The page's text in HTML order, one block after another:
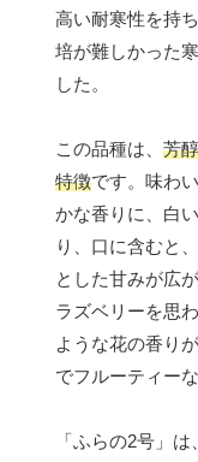
高い耐寒性を持
培が難しかった
した。
この品種は、 芳
特徴です。味わ
かな香りに、白
り、口に含むと
とした甘みが広
ラズベリーを思
ような花の香り
でフルーティー
「ふらの2号」は、